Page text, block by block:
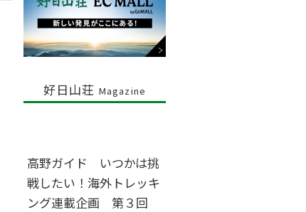
好日山荘 Magazine
高野ガイド いつかは挑
戦したい！海外トレッキ
ング連載企画 第３回